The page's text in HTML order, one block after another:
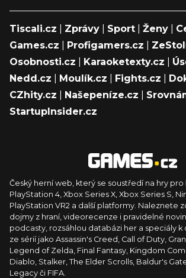
Tiscali.cz Zprávy Sport Ženy
Games.cz
Profigamers.cz
Osobnosti.cz
Karaoketexty.cz
Nedd.cz
Moulík.cz Fights.cz
CZhity.cz
Našepeníze.cz
StartupInsider.cz
Český herní web, který se soustředí na hry pro
PlayStation 4, Xbox Series X, Xbox Series S,
PlayStation VR2 a další platformy. Naleznete
dojmy z hraní, videorecenze i pravidelné
podcasty, rozsáhlou databázi her a speciály k
ze sérií jako Assassin's Creed, Call of Duty,
Legend of Zelda, Final Fantasy, Kingdom
Diablo, Stalker, The Elder Scrolls, Baldur's
Legacy či FIFA.